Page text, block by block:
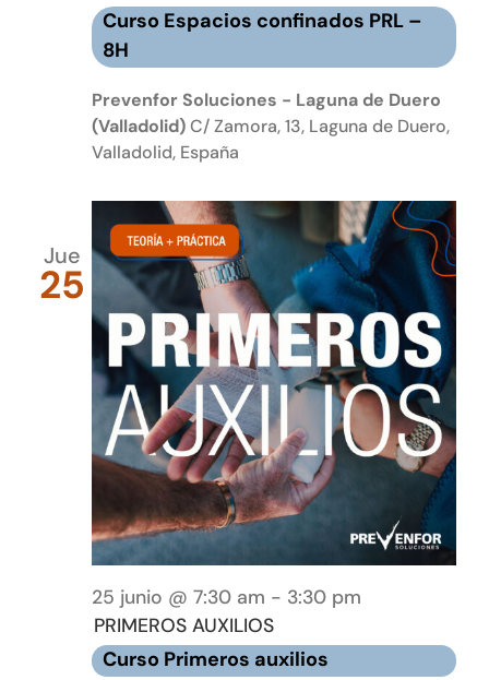
Curso Espacios confinados PRL –
8H
Prevenfor Soluciones - Laguna de Duero
(Valladolid)C/ Zamora, 13, Laguna de Duero,
Valladolid, España
Jue
25
25 junio @ 7:30 am - 3:30 pm
PRIMEROS AUXILIOS
Curso Primeros auxilios